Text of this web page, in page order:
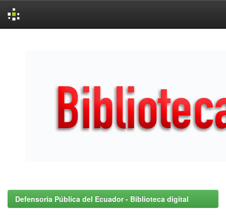
Defensoría Pública del Ecuador - Biblioteca digital